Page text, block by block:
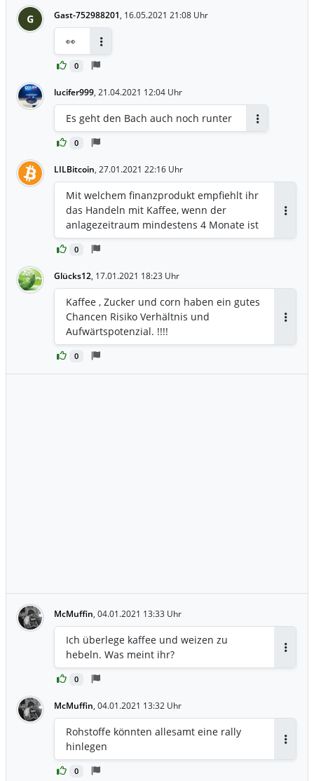
G Gast-752988201, 16.05.2021 21:08 Uhr
0
👀
lucifer999, 21.04.2021 12:04 Uhr
0
Es geht den Bach auch noch runter
LILBitcoin, 27.01.2021 22:16 Uhr
0
Mit welchem finanzprodukt empfiehlt ihr
das Handeln mit Kaffee, wenn der
anlagezeitraum mindestens 4 Monate ist
Glücks12, 17.01.2021 18:23 Uhr
0
Kaffee , Zucker und corn haben ein gutes
Chancen Risiko Verhältnis und
Aufwärtspotenzial. !!!!
McMuffin, 04.01.2021 13:33 Uhr
0
Ich überlege kaffee und weizen zu
hebeln. Was meint ihr?
McMuffin, 04.01.2021 13:32 Uhr
0
Rohstoffe könnten allesamt eine rally
hinlegen